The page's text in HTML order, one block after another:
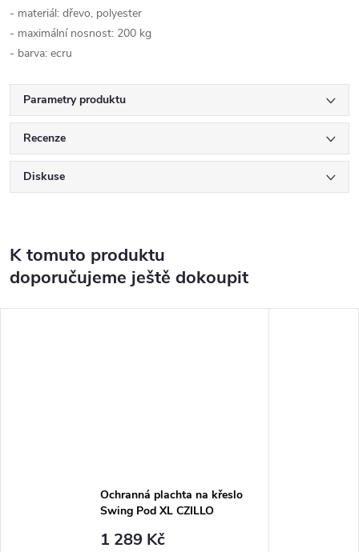
- materiál: dřevo, polyester
- maximální nosnost: 200 kg
- barva: ecru
Parametry produktu
Recenze
Diskuse
K tomuto produktu
doporučujeme ještě dokoupit
Ochranná plachta na křeslo
Swing Pod XL CZILLO
1 289 Kč